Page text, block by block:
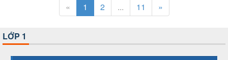
« 1 2 ... 11 »
LỚP 1